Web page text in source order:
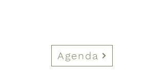
Agenda